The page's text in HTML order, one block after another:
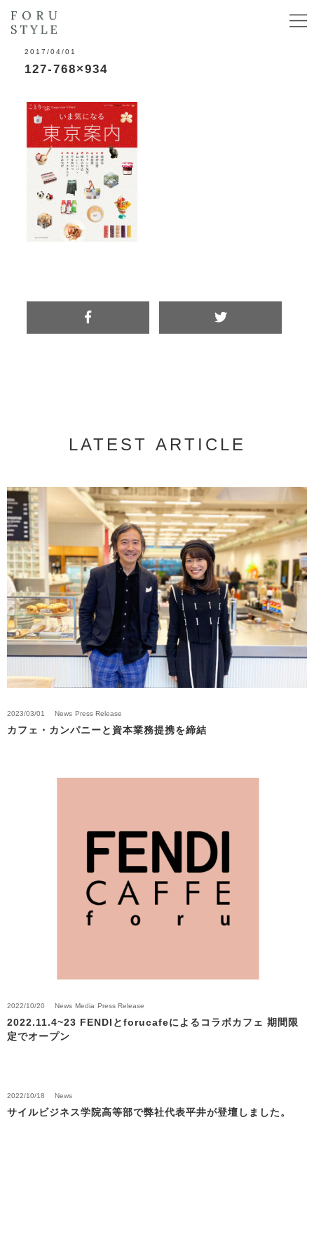
2017/04/01
127-768×934
LATEST ARTICLE
2023/03/01 News Press Release
カフェ・カンパニーと資本業務提携を締結
2022/10/20 News Media Press Release
2022.11.4~23 FENDIとforucafeによるコラボカフェ 期間限
定でオープン